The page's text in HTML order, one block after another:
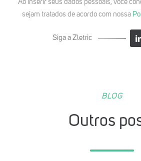
Ao inserir seus dados pessoais, você
sejam tratados de acordo com nossa
Siga a Zletric
BLOG
Outros